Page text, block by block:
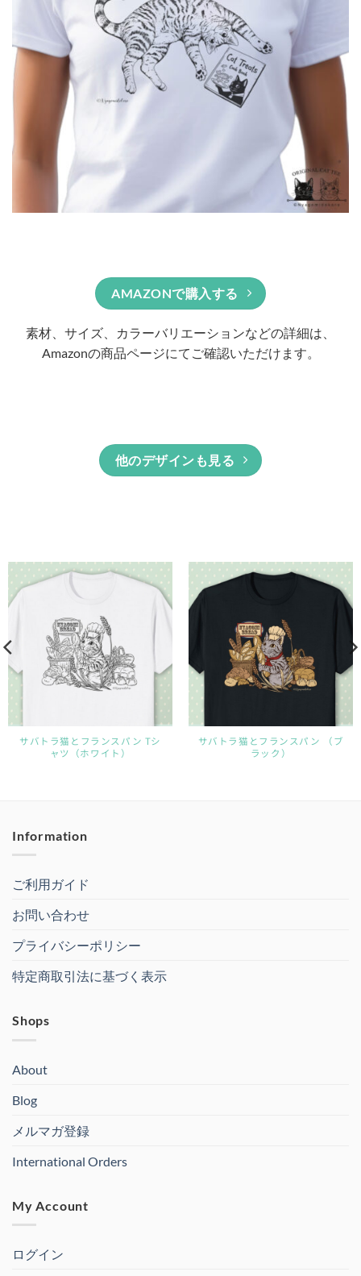
AMAZONで購入する
素材、サイズ、カラーバリエーションなどの詳細は、
Amazonの商品ページにてご確認いただけます。
他のデザインも見る
サバトラ猫とフランスパン Tシ
ャツ（ホワイト）
サバトラ猫とフランスパン （ブ
ラック）
Information
ご利用ガイド
お問い合わせ
プライバシーポリシー
特定商取引法に基づく表示
Shops
About
Blog
メルマガ登録
International Orders
My Account
ログイン